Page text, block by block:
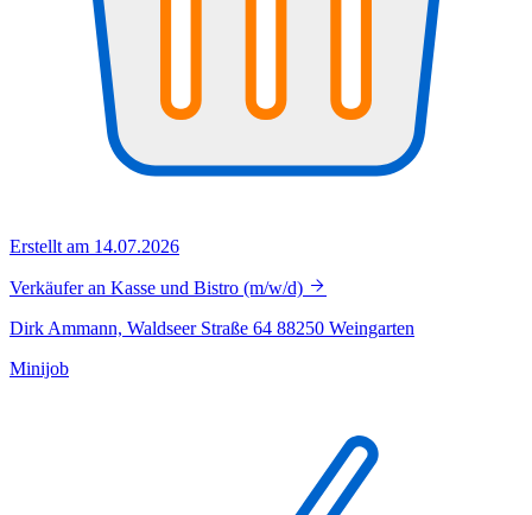
Erstellt am 14.07.2026
Verkäufer an Kasse und Bistro (m/w/d)
Dirk Ammann, Waldseer Straße 64 88250 Weingarten
Minijob